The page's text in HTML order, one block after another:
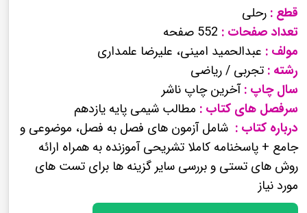
قطع : رحلی
تعداد صفحات : 552 صفحه
مولف : عبدالحمید امینی، علیرضا علمداری
رشته : تجربی / ریاضی
سال چاپ :آخرین چاپ ناشر
سرفصل های کتاب : مطالب شیمی پایه یازدهم
درباره کتاب : شامل آزمون های فصل به فصل، موضوعی و
جامع + پاسخنامه کاملا تشریحی آموزنده به همراه ارائه
روش های تستی و بررسی سایر گزینه ها برای تست های
مورد نیاز